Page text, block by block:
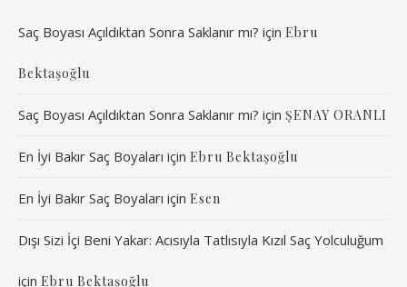
Saç Boyası Açıldıktan Sonra Saklanır mı? için Ebru
Bektaşoğlu
Saç Boyası Açıldıktan Sonra Saklanır mı? için ŞENAY ORANLI
En İyi Bakır Saç Boyaları için Ebru Bektaşoğlu
En İyi Bakır Saç Boyaları için Esen
Dışı Sizi İçi Beni Yakar: Acısıyla Tatlısıyla Kızıl Saç Yolculuğum
için Ebru Bektaşoğlu